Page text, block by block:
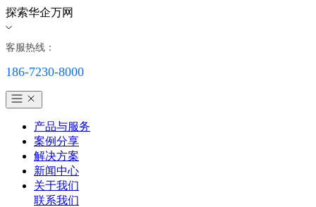
探索华企万网
客服热线：
186-7230-8000
产品与服务
案例分享
解决方案
新闻中心
关于我们
联系我们